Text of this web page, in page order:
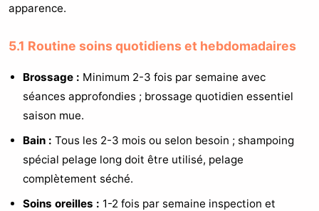
apparence.
5.1 Routine soins quotidiens et hebdomadaires
Brossage : Minimum 2-3 fois par semaine avec
séances approfondies ; brossage quotidien essentiel
saison mue.
Bain : Tous les 2-3 mois ou selon besoin ; shampoing
spécial pelage long doit être utilisé, pelage
complètement séché.
Soins oreilles : 1-2 fois par semaine inspection et